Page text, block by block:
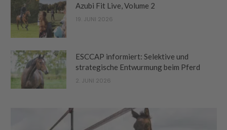
Azubi Fit Live, Volume 2
19. JUNI 2026
ESCCAP informiert: Selektive und
strategische Entwurmung beim Pferd
2. JUNI 2026